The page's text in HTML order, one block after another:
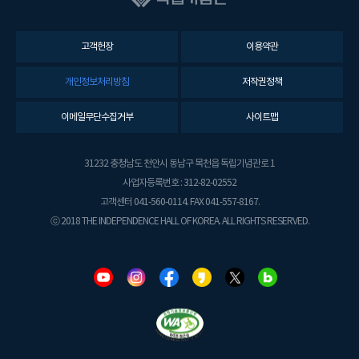
고객헌장 이용약관
개인정보처리방침 저작권정책
이메일무단수집거부 사이트맵
31232 충청남도 천안시 동남구 목천읍 독립기념관로 1
사업자등록번호 : 312-82-02552
고객센터 041-560-0114. FAX 041-557-8167.
ⓒ 2018 THE INDEPENDENCE HALL OF KOREA. ALL RIGHTS RESERVED.